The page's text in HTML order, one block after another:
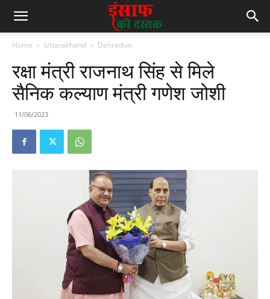
Home Uttarakhand Dehradun
रक्षा मंत्री राजनाथ सिंह से मिले
सैनिक कल्याण मंत्री गणेश जोशी
11/06/2023